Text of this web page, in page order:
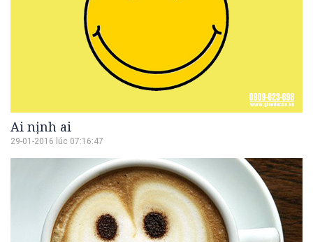
Ai nịnh ai
29-01-2016 lúc 07:16:47